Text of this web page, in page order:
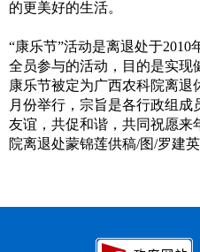
的更美好的生活。
“康乐节”活动是离退处于
全员参与的活动，目的是实现
康乐节被定为广西农科院离退
月份举行，宗旨是各行政组
友谊，共促和谐，共同祝愿来
院离退处蒙锦莲供稿/图/罗建